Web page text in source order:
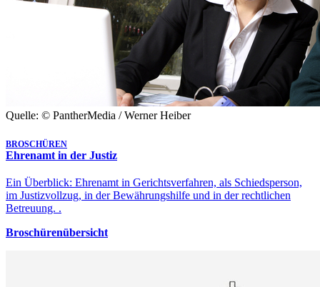
Quelle: © PantherMedia / Werner Heiber
BROSCHÜREN
Ehrenamt in der Justiz
Ein Überblick: Ehrenamt in Gerichtsverfahren, als Schiedsperson,
im Justizvollzug, in der Bewährungshilfe und in der rechtlichen
Betreuung. .
Broschürenübersicht